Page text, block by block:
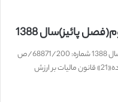
پائیز)سال 1388
تسلیم اظهارنامه مالیاتی دوره سوم(فصل پائیز)سال 1388 شماره: 68871/200/ص
تاریخ: 1388/10/13 پیوست: بخشنامه 06688ماده«21» قانون مالیات بر ارزش